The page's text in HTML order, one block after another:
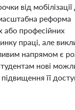
від мобілізації
масштабна реформа
або професійних
праці, але
напрямом є
нові
її